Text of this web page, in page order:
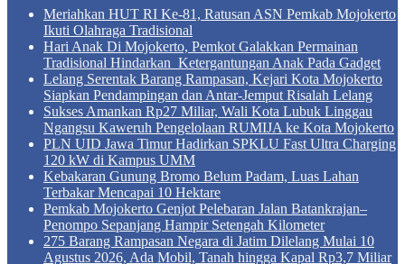
Meriahkan HUT RI Ke-81, Ratusan ASN Pemkab Mojokerto
Ikuti Olahraga Tradisional
Hari Anak Di Mojokerto, Pemkot Galakkan Permainan
Tradisional Hindarkan Ketergantungan Anak Pada Gadget
Lelang Serentak Barang Rampasan, Kejari Kota Mojokerto
Siapkan Pendampingan dan Antar-Jemput Risalah Lelang
Sukses Amankan Rp27 Miliar, Wali Kota Lubuk Linggau
Ngangsu Kaweruh Pengelolaan RUMIJA ke Kota Mojokerto
PLN UID Jawa Timur Hadirkan SPKLU Fast Ultra Charging
120 kW di Kampus UMM
Kebakaran Gunung Bromo Belum Padam, Luas Lahan
Terbakar Mencapai 10 Hektare
Pemkab Mojokerto Genjot Pelebaran Jalan Batankrajan–
Penompo Sepanjang Hampir Setengah Kilometer
275 Barang Rampasan Negara di Jatim Dilelang Mulai 10
Agustus 2026, Ada Mobil, Tanah hingga Kapal Rp3,7 Miliar